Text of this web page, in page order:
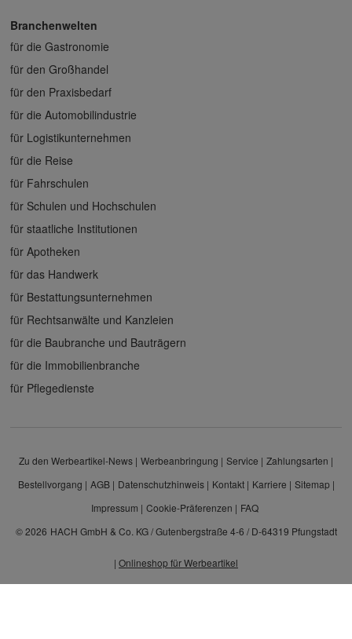
Branchenwelten
für die Gastronomie
für den Großhandel
für den Praxisbedarf
für die Automobilindustrie
für Logistikunternehmen
für die Reise
für Fahrschulen
für Schulen und Hochschulen
für staatliche Institutionen
für Apotheken
für das Handwerk
für Bestattungsunternehmen
für Rechtsanwälte und Kanzleien
für die Baubranche und Bauträgern
für die Immobilienbranche
für Pflegedienste
Zu den Werbeartikel-News Werbeanbringung Service
Zahlungsarten
Bestellvorgang
AGB Datenschutzhinweis Kontakt Karriere
Sitemap
Impressum
Cookie-Präferenzen
FAQ
© 2026 HACH GmbH & Co. KG / Gutenbergstraße 4-6 / D-64319 Pfungstadt
| Onlineshop für Werbeartikel